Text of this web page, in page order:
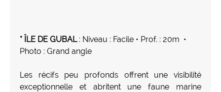
* ÎLE DE GUBAL: Niveau : Facile • Prof. : 20m •
Photo : Grand angle
Les récifs peu profonds offrent une visibilité
exceptionnelle et abritent une faune marine